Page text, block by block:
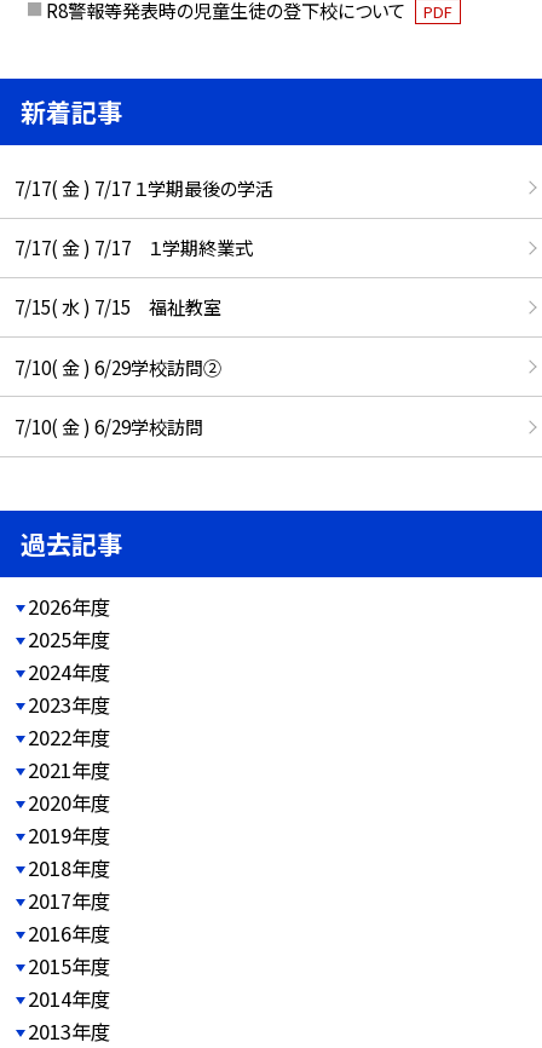
R8警報等発表時の児童生徒の登下校について PDF
新着記事
7/17( 金 ) 7/17 １学期最後の学活
7/17( 金 ) 7/17 １学期終業式
7/15( 水 ) 7/15 福祉教室
7/10( 金 ) 6/29学校訪問②
7/10( 金 ) 6/29学校訪問
過去記事
2026年度
2025年度
2024年度
2023年度
2022年度
2021年度
2020年度
2019年度
2018年度
2017年度
2016年度
2015年度
2014年度
2013年度